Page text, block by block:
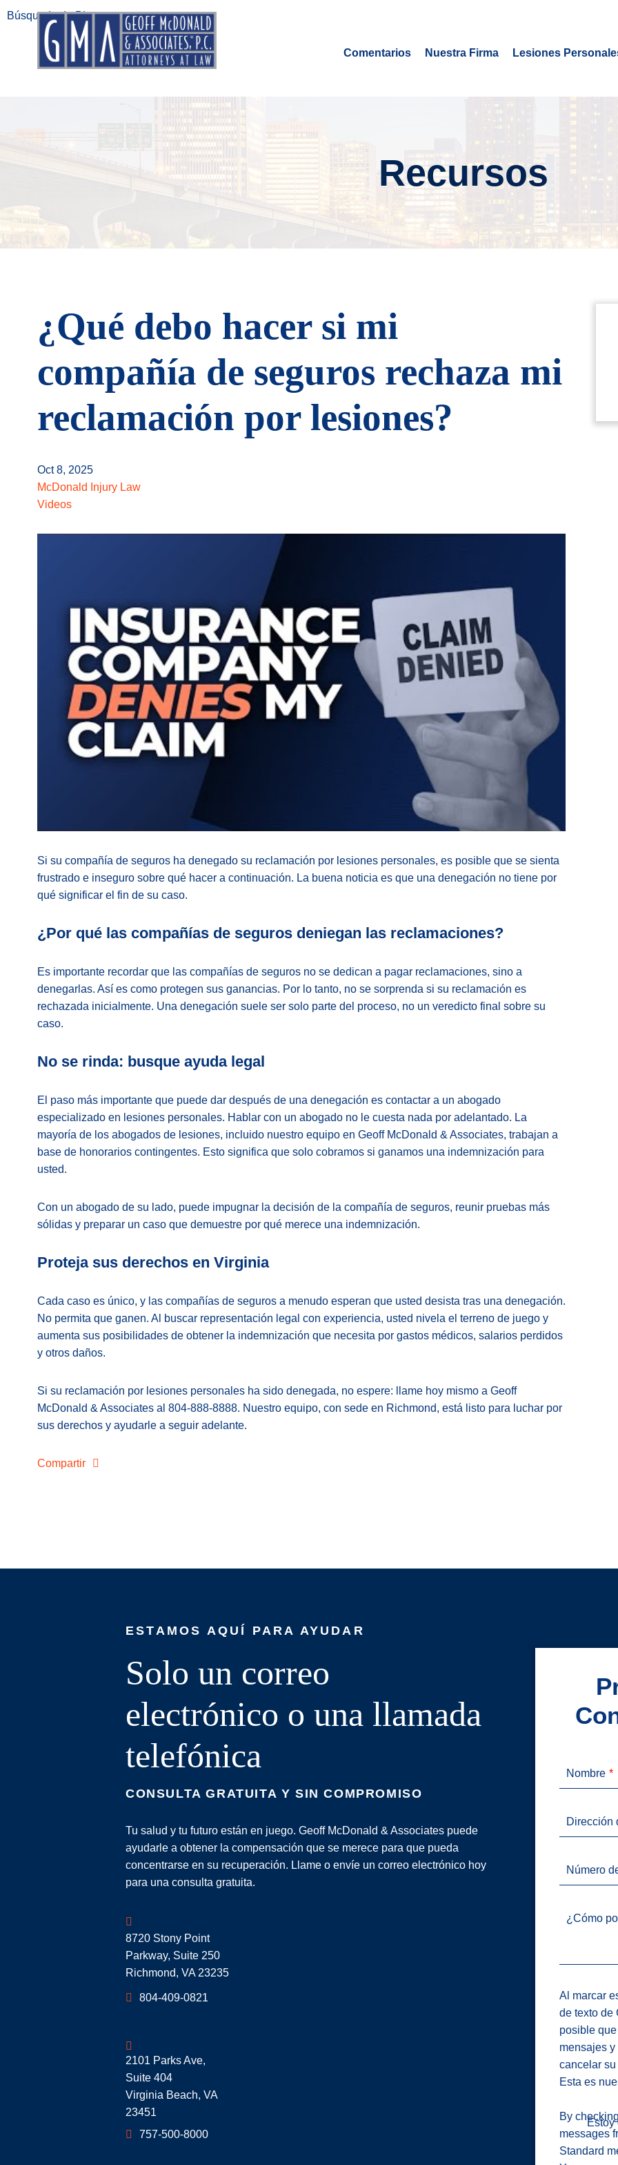
Comentarios Nuestra Firma Lesiones
Recursos
¿Qué debo hacer si mi
compañía de seguros rechaza mi
reclamación por lesiones?
Oct 8, 2025
McDonald Injury Law
Videos
Si su compañía de seguros ha denegado su reclamación por lesiones personales, es posible que se sienta
frustrado e inseguro sobre qué hacer a continuación. La buena noticia es que una denegación no tiene por
qué significar el fin de su caso.
¿Por qué las compañías de seguros deniegan las reclamaciones?
Es importante recordar que las compañías de seguros no se dedican a pagar reclamaciones, sino a
denegarlas. Así es como protegen sus ganancias. Por lo tanto, no se sorprenda si su reclamación es
rechazada inicialmente. Una denegación suele ser solo parte del proceso, no un veredicto final sobre su
caso.
No se rinda: busque ayuda legal
El paso más importante que puede dar después de una denegación es contactar a un abogado
especializado en lesiones personales. Hablar con un abogado no le cuesta nada por adelantado. La
mayoría de los abogados de lesiones, incluido nuestro equipo en Geoff McDonald & Associates, trabajan a
base de honorarios contingentes. Esto significa que solo cobramos si ganamos una indemnización para
usted.
Con un abogado de su lado, puede impugnar la decisión de la compañía de seguros, reunir pruebas más
sólidas y preparar un caso que demuestre por qué merece una indemnización.
Proteja sus derechos en Virginia
Cada caso es único, y las compañías de seguros a menudo esperan que usted desista tras una denegación.
No permita que ganen. Al buscar representación legal con experiencia, usted nivela el terreno de juego y
aumenta sus posibilidades de obtener la indemnización que necesita por gastos médicos, salarios perdidos
y otros daños.
Si su reclamación por lesiones personales ha sido denegada, no espere: llame hoy mismo a Geoff
McDonald & Associates al 804-888-8888. Nuestro equipo, con sede en Richmond, está listo para luchar por
sus derechos y ayudarle a seguir adelante.
Compartir
Búsqueda de Blogs
ESTAMOS AQUÍ PARA AYUDAR
Solo un correo
electrónico o una llamada
telefónica
CONSULTA GRATUITA Y SIN COMPROMISO
Tu salud y tu futuro están en juego. Geoff McDonald & Associates puede
ayudarle a obtener la compensación que se merece para que pueda
concentrarse en su recuperación. Llame o envíe un correo electrónico hoy
para una consulta gratuita.
Geoff McDonald & Associates
8720 Stony Point
Parkway, Suite 250
Richmond, VA 23235
804-409-0821
Geoff McDonald & Associates
2101 Parks Ave,
Suite 404
Virginia Beach, VA
23451
757-500-8000
Nombre
Dirección
Número
¿Cómo
Al marcar
de texto de
posible
mensajes
cancelar
Esta es
By
messages
Standard
Estoy